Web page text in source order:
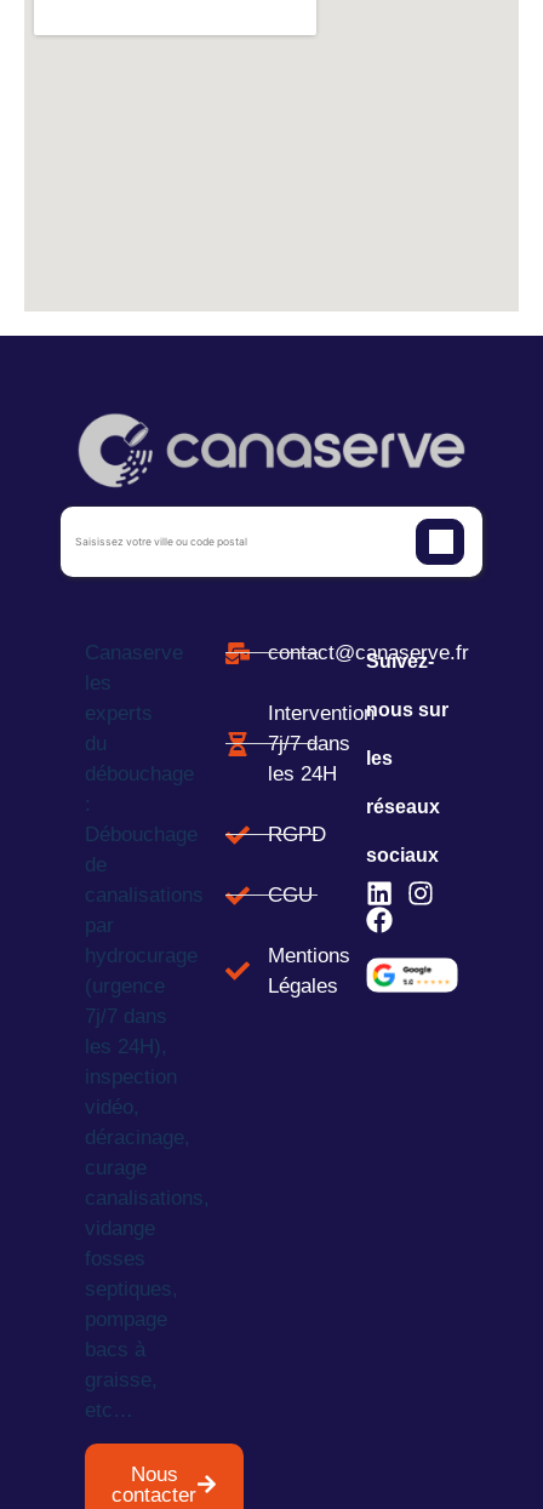
Canaserve
les
experts
du
débouchage
:
Débouchage
de
canalisations
par
hydrocurage
(urgence
7j/7 dans
les 24H),
inspection
vidéo,
déracinage,
curage
canalisations,
vidange
fosses
septiques,
pompage
bacs à
graisse,
etc…
Nous
contacter
contact@canaserve.fr
Intervention
7j/7 dans
les 24H
RGPD
CGU
Mentions
Légales
Suivez-
nous sur
les
réseaux
sociaux